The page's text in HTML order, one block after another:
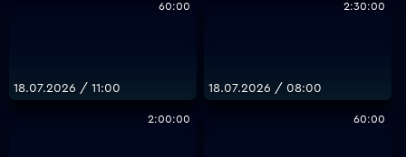
60:00
18.07.2026 / 11:00
2:30:00
18.07.2026 / 08:00
2:00:00 60:00